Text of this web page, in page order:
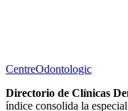
CentreOdontologic
Directorio de Clínicas
índice consolida la